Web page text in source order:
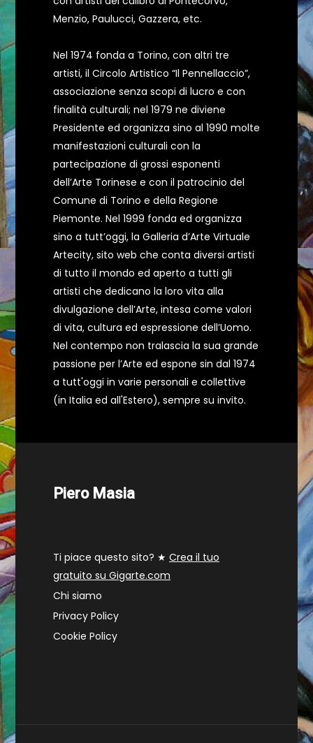
Menzio, Paulucci, Gazzera, etc.
Nel 1974 fonda a Torino, con altri tre
artisti, il Circolo Artistico “Il Pennellaccio”,
associazione senza scopi di lucro e con
finalità culturali; nel 1979 ne diviene
Presidente ed organizza sino al 1990 molte
manifestazioni culturali con la
partecipazione di grossi esponenti
dell’Arte Torinese e con il patrocinio del
Comune di Torino e della Regione
Piemonte. Nel 1999 fonda ed organizza
sino a tutt’oggi, la Galleria d’Arte Virtuale
Artecity, sito web che conta diversi artisti
di tutto il mondo ed aperto a tutti gli
artisti che dedicano la loro vita alla
divulgazione dell’Arte, intesa come valori
di vita, cultura ed espressione dell’Uomo.
Nel contempo non tralascia la sua grande
passione per l’Arte ed espone sin dal 1974
a tutt'oggi in varie personali e collettive
(in Italia ed all'Estero), sempre su invito.
Piero Masia
Ti piace questo sito? ★ Crea il tuo
gratuito su Gigarte.com
Chi siamo
Privacy Policy
Cookie Policy